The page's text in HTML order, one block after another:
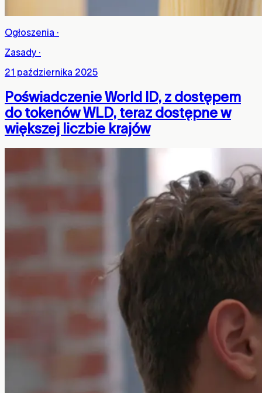
Ogłoszenia ·
Zasady ·
21 października 2025
Poświadczenie World ID, z dostępem
do tokenów WLD, teraz dostępne w
większej liczbie krajów